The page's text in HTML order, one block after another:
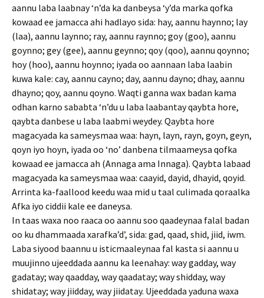
aannu laba laabnay ‘n’da ka danbeysa ‘y’da marka qofka
kowaad ee jamacca ahi hadlayo sida: hay, aannu haynno; lay
(laa), aannu laynno; ray, aannu raynno; goy (goo), aannu
goynno; gey (gee), aannu geynno; qoy (qoo), aannu qoynno;
hoy (hoo), aannu hoynno; iyada oo aannaan laba laabin
kuwa kale: cay, aannu cayno; day, aannu dayno; dhay, aannu
dhayno; qoy, aannu qoyno. Waqti ganna wax badan kama
odhan karno sababta ‘n’du u laba laabantay qaybta hore,
qaybta danbese u laba laabmi weydey. Qaybta hore
magacyada ka sameysmaa waa: hayn, layn, rayn, goyn, geyn,
qoyn iyo hoyn, iyada oo ‘no’ danbena tilmaameysa qofka
kowaad ee jamacca ah (Annaga ama Innaga). Qaybta labaad
magacyada ka sameysmaa waa: caayid, dayid, dhayid, qoyid.
Arrinta ka-faallood keedu waa mid u taal culimada qoraalka
Afka iyo ciddii kale ee daneysa.
In taas waxa noo raaca oo aannu soo qaadeynaa falal badan
oo ku dhammaada xarafka’d’, sida: gad, qaad, shid, jiid, iwm.
Laba siyood baannu u isticmaaleynaa fal kasta si aannu u
muujinno ujeeddada aannu ka leenahay: way gadday, way
gadatay; way qaadday, way qaadatay; way shidday, way
shidatay; way jiidday, way jiidatay. Ujeeddada yaduna waxa